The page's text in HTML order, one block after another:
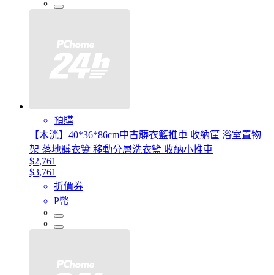
預購
【木洸】40*36*86cm中古髒衣籃推車 收納筐 浴室置物
架 落地髒衣簍 移動分層洗衣籃 收納小推車
$2,761
$3,761
折價券
P幣